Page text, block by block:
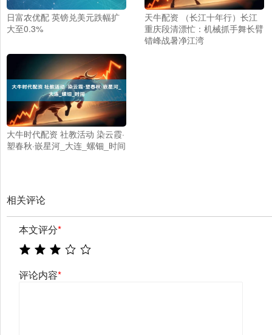
日富农优配 英镑兑美元跌幅扩
大至0.3%
天牛配资 （长江十年行）长江
重庆段清漂忙：机械抓手舞长臂
错峰战暑净江湾
大牛时代配资 社教活动 染云霞·
塑春秋·嵌星河_大连_螺钿_时间
相关评论
本文评分*
评论内容*